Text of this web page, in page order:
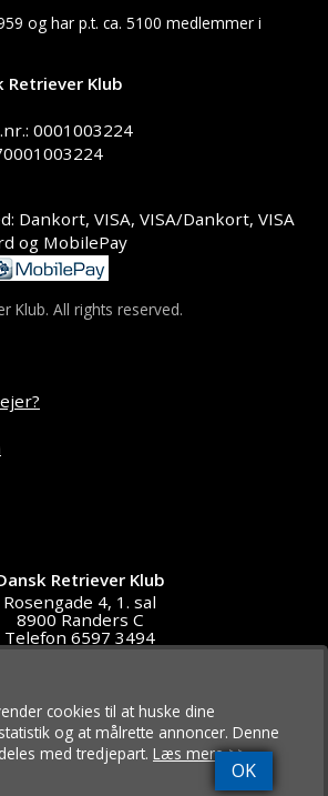
og har p.t. ca. 5100 medlemmer i
Klub
0001003224
Dankort, VISA, VISA/Dankort, VISA
og MobilePay
Klub. All rights reserved.
Retriever Klub
Rosengade 4, 1. sal
8900 Randers C
Telefon 6597 3494
OK
cookies til at huske dine
og at målrette annoncer. Denne
med tredjepart. Læs mere >>